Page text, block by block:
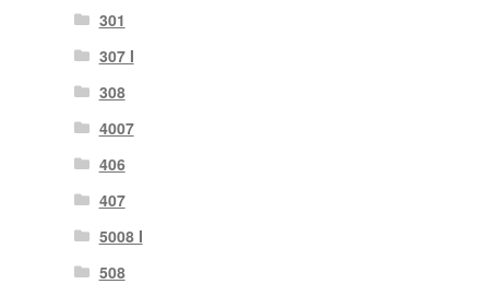
301
307 I
308
4007
406
407
5008 I
508